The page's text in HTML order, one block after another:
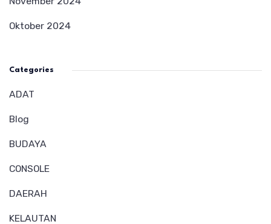
Oktober 2024
Categories
ADAT
Blog
BUDAYA
CONSOLE
DAERAH
KELAUTAN